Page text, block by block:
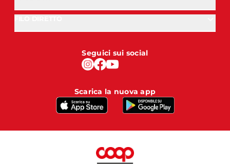
Seguici sui social
Scarica la nuova app